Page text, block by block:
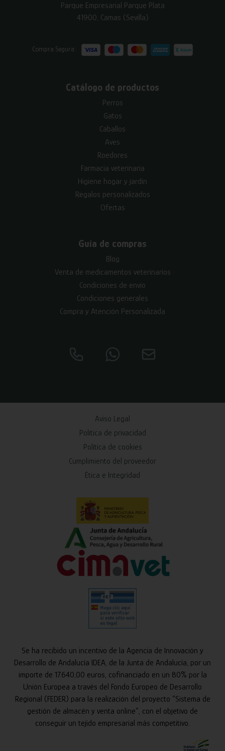
Parque Empresarial Parque Plata
41900, Camas (Sevilla)
Compra Segura:
Catálogo de productos
Perros
Gatos
Caballos
Aves
Roedores
Farmacia veterinaria
Higiene hogar y jardín
Regalos personalizados
Ofertas
Guía de compras
Blog
Venta de medicamentos veterinarios
Condiciones de envío
Condiciones generales
Compra y Atención Personalizada
Aviso Legal
Política de privacidad
Política de cookies
Cumplimiento del proveedor
Ética e Integridad
Se ha recibido un incentivo de la Agencia de Innovación y
Desarrollo de Andalucía IDEA, de la Junta de Andalucía, por un
importe de 17.640,00 euros, cofinanciado en un 80% por la
Unión Europea a través del Fondo Europeo de Desarrollo
Regional (FEDER) para la realización del proyecto “Sistema de
gestión de almacén y venta online”, con el objetivo de
conseguir un tejido empresarial más competitivo.